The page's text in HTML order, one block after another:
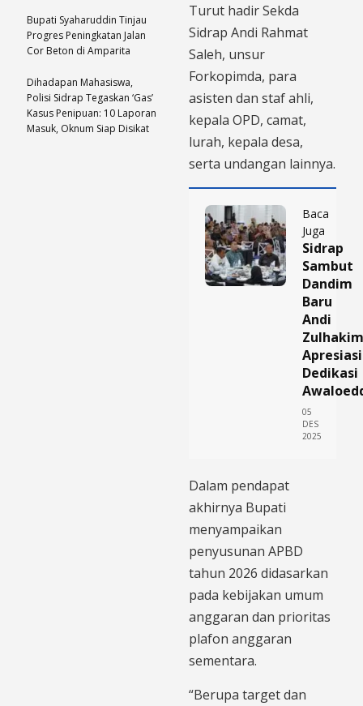
Turut hadir Sekda
Sidrap Andi Rahmat
Saleh, unsur
Forkopimda, para
asisten dan staf ahli,
kepala OPD, camat,
lurah, kepala desa,
serta undangan lainnya.
Baca
Juga
Sidrap
Sambut
Dandim
Baru
Andi
Apresiasi
Dedikasi
05
DES
2025
Dalam pendapat
akhirnya Bupati
menyampaikan
penyusunan APBD
tahun 2026 didasarkan
pada kebijakan umum
anggaran dan prioritas
plafon anggaran
sementara.
“Berupa target dan
Bupati Syaharuddin Tinjau
Progres Peningkatan Jalan
Cor Beton di Amparita
Dihadapan Mahasiswa,
Polisi Sidrap Tegaskan ‘Gas’
Kasus Penipuan: 10 Laporan
Masuk, Oknum Siap Disikat